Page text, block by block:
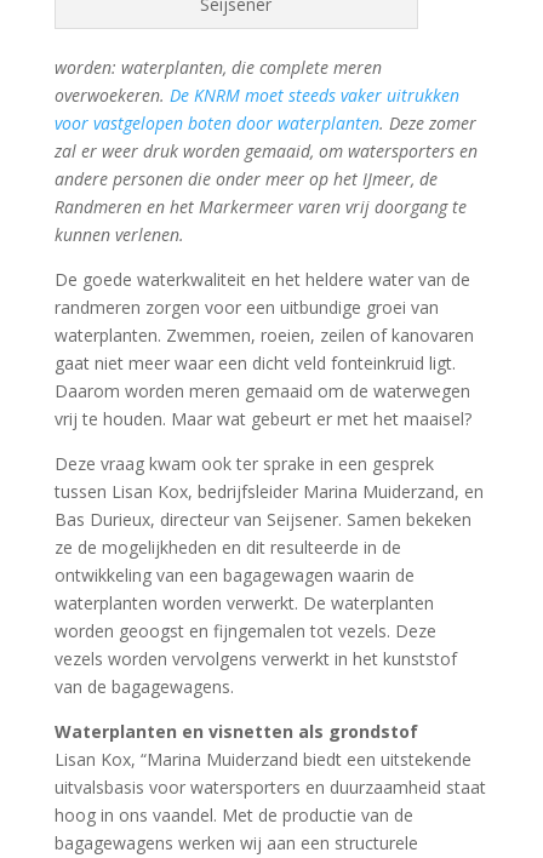
worden: waterplanten, die complete meren
overwoekeren. De KNRM moet steeds vaker uitrukken
voor vastgelopen boten door waterplanten. Deze zomer
zal er weer druk worden gemaaid, om watersporters en
andere personen die onder meer op het IJmeer, de
Randmeren en het Markermeer varen vrij doorgang te
kunnen verlenen.
De goede waterkwaliteit en het heldere water van de
randmeren zorgen voor een uitbundige groei van
waterplanten. Zwemmen, roeien, zeilen of kanovaren
gaat niet meer waar een dicht veld fonteinkruid ligt.
Daarom worden meren gemaaid om de waterwegen
vrij te houden. Maar wat gebeurt er met het maaisel?
Deze vraag kwam ook ter sprake in een gesprek
tussen Lisan Kox, bedrijfsleider Marina Muiderzand, en
Bas Durieux, directeur van Seijsener. Samen bekeken
ze de mogelijkheden en dit resulteerde in de
ontwikkeling van een bagagewagen waarin de
waterplanten worden verwerkt. De waterplanten
worden geoogst en fijngemalen tot vezels. Deze
vezels worden vervolgens verwerkt in het kunststof
van de bagagewagens.
Waterplanten en visnetten als grondstof
Lisan Kox, “Marina Muiderzand biedt een uitstekende
uitvalsbasis voor watersporters en duurzaamheid staat
hoog in ons vaandel. Met de productie van de
bagagewagens werken wij aan een structurele